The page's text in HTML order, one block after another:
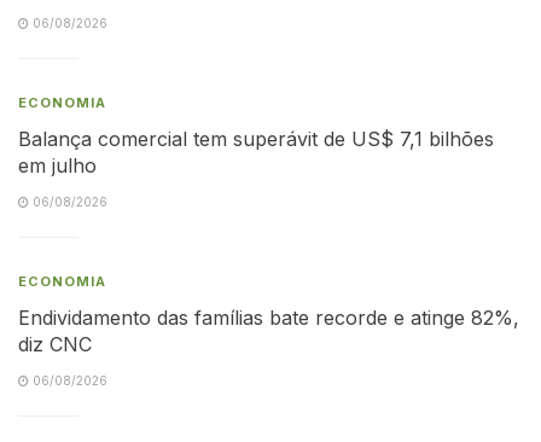
06/08/2026
ECONOMIA
Balança comercial tem superávit de US$ 7,1 bilhões
em julho
06/08/2026
ECONOMIA
Endividamento das famílias bate recorde e atinge 82%,
diz CNC
06/08/2026